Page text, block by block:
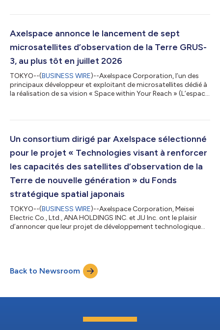
et que les premiers signaux radio avaient été reçus. Les satellites
fusée Falcon 9 de SpaceX depuis la base de la Vandenberg
Space For...
Axelspace annonce le lancement de sept
microsatellites d’observation de la Terre GRUS-
3, au plus tôt en juillet 2026
TOKYO--(BUSINESS WIRE)--Axelspace Corporation, l’un des
principaux développeur et exploitant de microsatellites dédié à
la réalisation de sa vision « Space within Your Reach » (L’espace
génération, doit être lancé au plus tôt en juillet 2026. Les sept
mission partagée Transporter-17 via Exolaunch, leader mondial
Un consortium dirigé par Axelspace sélectionné
pour le projet « Technologies visant à renforcer
les capacités des satellites d’observation de la
Terre de nouvelle génération » du Fonds
stratégique spatial japonais
TOKYO--(BUSINESS WIRE)--Axelspace Corporation, Meisei
Electric Co., Ltd., ANA HOLDINGS INC. et JIJ Inc. ont le plaisir
d’annoncer que leur projet de développement technologique
visant à renforcer les capacités des satellites d’observation de
la Terre de nouvelle génération ». Résumé du projet (prévu)
Thème de développement techno...
Back to Newsroom